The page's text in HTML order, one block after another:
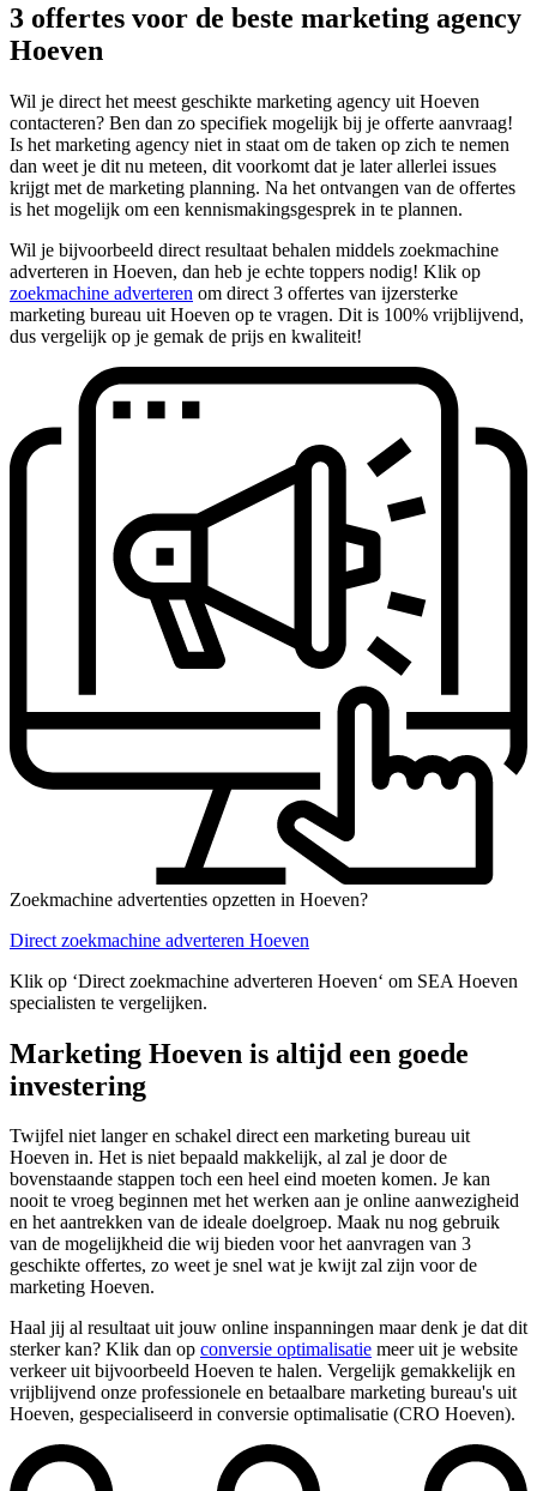
3 offertes voor de beste marketing agency
Hoeven
Wil je direct het meest geschikte marketing agency uit Hoeven
contacteren? Ben dan zo specifiek mogelijk bij je offerte aanvraag!
Is het marketing agency niet in staat om de taken op zich te nemen
dan weet je dit nu meteen, dit voorkomt dat je later allerlei issues
krijgt met de marketing planning. Na het ontvangen van de offertes
is het mogelijk om een kennismakingsgesprek in te plannen.
Wil je bijvoorbeeld direct resultaat behalen middels zoekmachine
adverteren in Hoeven, dan heb je echte toppers nodig! Klik op
zoekmachine adverteren om direct 3 offertes van ijzersterke
marketing bureau uit Hoeven op te vragen. Dit is 100% vrijblijvend,
dus vergelijk op je gemak de prijs en kwaliteit!
Zoekmachine advertenties opzetten in Hoeven?
Direct zoekmachine adverteren Hoeven
Klik op ‘Direct zoekmachine adverteren Hoeven‘ om SEA Hoeven
specialisten te vergelijken.
Marketing Hoeven is altijd een goede
investering
Twijfel niet langer en schakel direct een marketing bureau uit
Hoeven in. Het is niet bepaald makkelijk, al zal je door de
bovenstaande stappen toch een heel eind moeten komen. Je kan
nooit te vroeg beginnen met het werken aan je online aanwezigheid
en het aantrekken van de ideale doelgroep. Maak nu nog gebruik
van de mogelijkheid die wij bieden voor het aanvragen van 3
geschikte offertes, zo weet je snel wat je kwijt zal zijn voor de
marketing Hoeven.
Haal jij al resultaat uit jouw online inspanningen maar denk je dat dit
sterker kan? Klik dan op conversie optimalisatie meer uit je website
verkeer uit bijvoorbeeld Hoeven te halen. Vergelijk gemakkelijk en
vrijblijvend onze professionele en betaalbare marketing bureau's uit
Hoeven, gespecialiseerd in conversie optimalisatie (CRO Hoeven).